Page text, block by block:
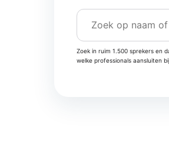
Zoek in ruim 1.500 sprekers en
welke professionals aansluiten